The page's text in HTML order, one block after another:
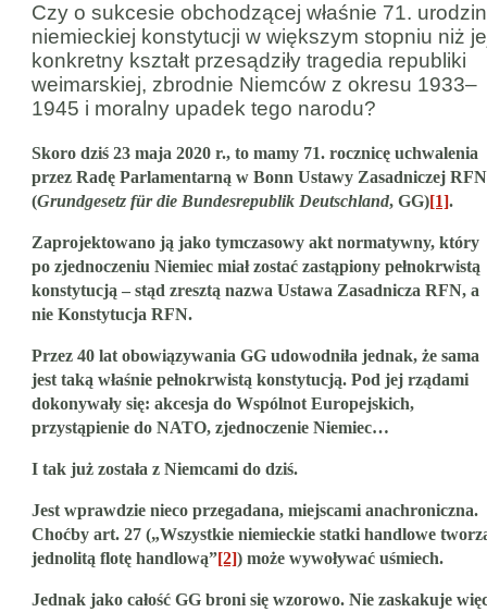
Czy o sukcesie obchodzącej właśnie 71.
niemieckiej konstytucji w większym stopniu niż
konkretny kształt przesądziły tragedia republiki
weimarskiej, zbrodnie Niemców z okresu 1933–
1945 i moralny upadek tego narodu?
Skoro dziś 23 maja 2020 r., to mamy 71. rocznicę uchwalenia
przez Radę Parlamentarną w Bonn Ustawy Zasadniczej RFN
(Grundgesetz für die Bundesrepublik Deutschland, GG)[1].
Zaprojektowano ją jako tymczasowy akt normatywny, który
po zjednoczeniu Niemiec miał zostać zastąpiony pełnokrwistą
konstytucją – stąd zresztą nazwa Ustawa Zasadnicza RFN, a
nie Konstytucja RFN.
Przez 40 lat obowiązywania GG udowodniła jednak, że sama
jest taką właśnie pełnokrwistą konstytucją. Pod jej rządami
dokonywały się: akcesja do Wspólnot Europejskich,
przystąpienie do NATO, zjednoczenie Niemiec…
I tak już została z Niemcami do dziś.
Jest wprawdzie nieco przegadana, miejscami anachroniczna.
Choćby art. 27 („Wszystkie niemieckie statki handlowe
jednolitą flotę handlową”[2]) może wywoływać uśmiech.
Jednak jako całość GG broni się wzorowo. Nie zaskakuje